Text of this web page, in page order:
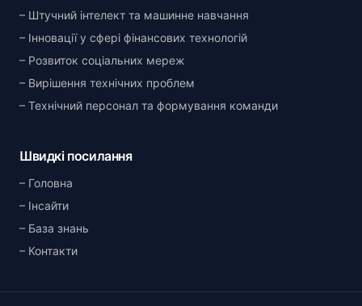
Штучний інтелект та машинне навчання
Інновації у сфері фінансових технологій
Розвиток соціальних мереж
Вирішення технічних проблем
Технічний персонал та формування команди
Швидкі посилання
Головна
Інсайти
База знань
Контакти